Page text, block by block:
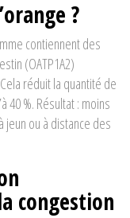
?
contiennent des
(OATP1A2)
réduit la quantité de
40 %. Résultat : moins
jeun ou à distance des
congestion